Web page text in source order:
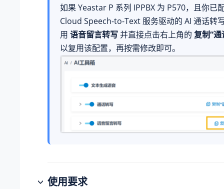
如果 Yeastar P 系列 IPPBX为 P570，且你已
Cloud Speech-to-Text 服务驱动的 AI 通话转
用 语音留言转写并直接点击右上角的 复制“
以复用该配置，再按需修改即可。
使用要求